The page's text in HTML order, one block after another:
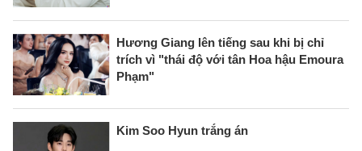
Hương Giang lên tiếng sau khi bị chỉ
trích vì "thái độ với tân Hoa hậu Emoura
Phạm"
Kim Soo Hyun trắng án